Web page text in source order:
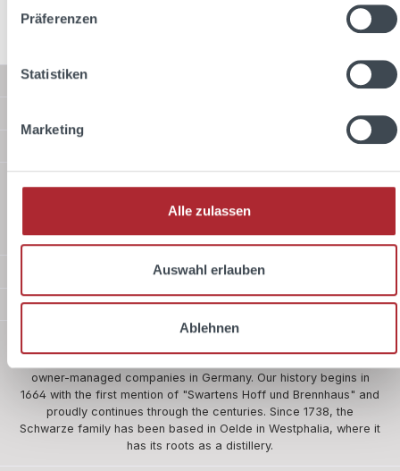
Präferenzen
Statistiken
Marketing
Alle zulassen
Auswahl erlauben
Ablehnen
Service hotline
Standard
Safer shopping
owner-managed companies in Germany. Our history begins in
1664 with the first mention of "Swartens Hoff und Brennhaus" and
proudly continues through the centuries. Since 1738, the
Schwarze family has been based in Oelde in Westphalia, where it
has its roots as a distillery.